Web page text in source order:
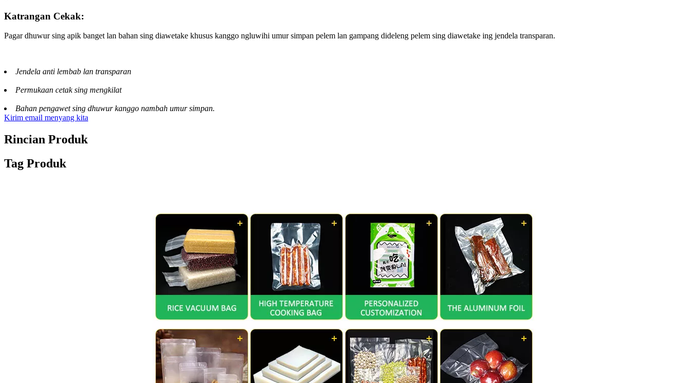
Katrangan Cekak:
Pagar dhuwur sing apik banget lan bahan sing diawetake khusus kanggo ngluwihi umur simpan pelem lan gampang dideleng pelem sing diawetake ing jendela transparan.
Jendela anti lembab lan transparan
Permukaan cetak sing mengkilat
Bahan pengawet sing dhuwur kanggo nambah umur simpan.
Kirim email menyang kita
Rincian Produk
Tag Produk